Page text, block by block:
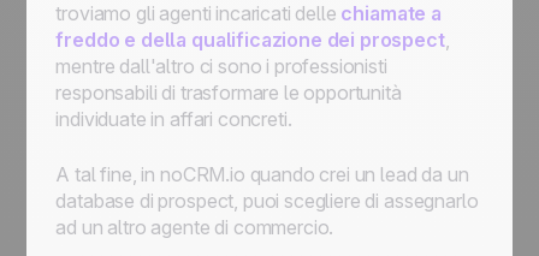
troviamo gli agenti incaricati delle chiamate a
freddo e della qualificazione dei prospect,
mentre dall'altro ci sono i professionisti
responsabili di trasformare le opportunità
individuate in affari concreti.
A tal fine, in noCRM.io quando crei un lead da un
database di prospect, puoi scegliere di assegnarlo
ad un altro agente di commercio.